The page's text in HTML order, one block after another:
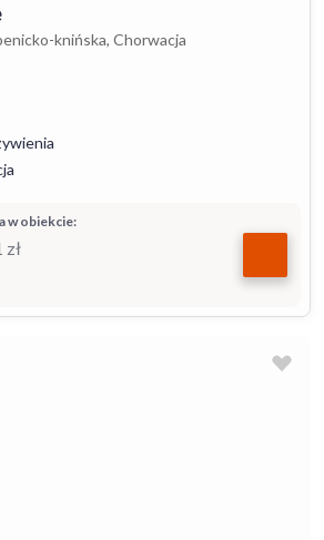
knińska, Chorwacja
w obiekcie:
zł